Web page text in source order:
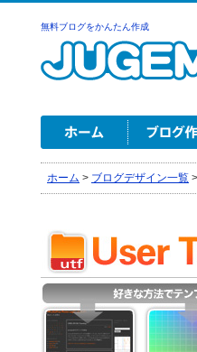
無料ブログをかんたん作成
ホーム > ブログデザイン一覧 >